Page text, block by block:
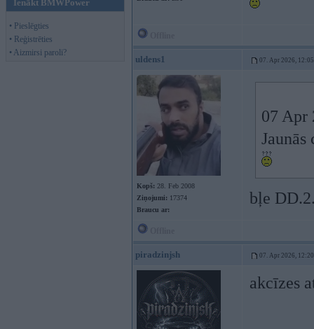
Ienākt BMWPower
• Pieslēgties
• Reģistrēties
• Aizmirsi paroli?
uldens1 07. Apr 2026, 12:05
Kopš: 28. Feb 2008
Ziņojumi: 17374
Braucu ar:
07 Apr
Jaunās
bļe
piradzinjsh 07. Apr 2026, 12:20
akcīzes